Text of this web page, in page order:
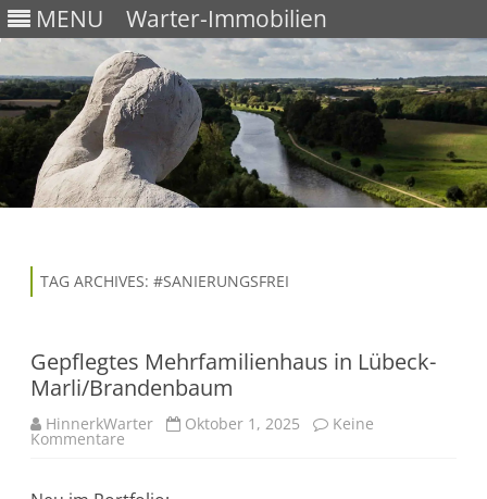
MENU Warter-Immobilien
TAG ARCHIVES: #SANIERUNGSFREI
Gepflegtes Mehrfamilienhaus in Lübeck-
Marli/Brandenbaum
HinnerkWarter Oktober 1, 2025 Keine
Kommentare